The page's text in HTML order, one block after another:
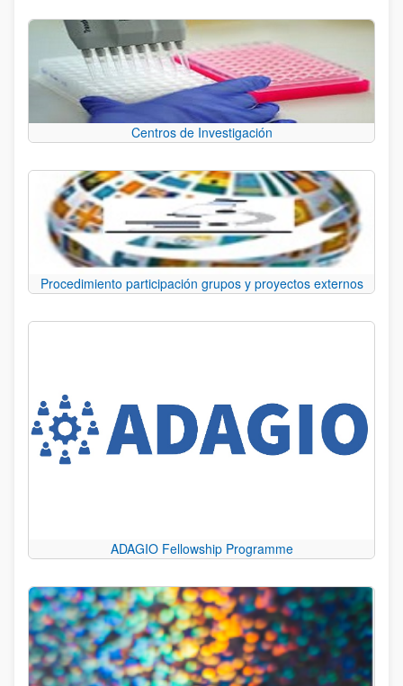
Centros de Investigación
Procedimiento participación grupos y proyectos externos
ADAGIO Fellowship Programme